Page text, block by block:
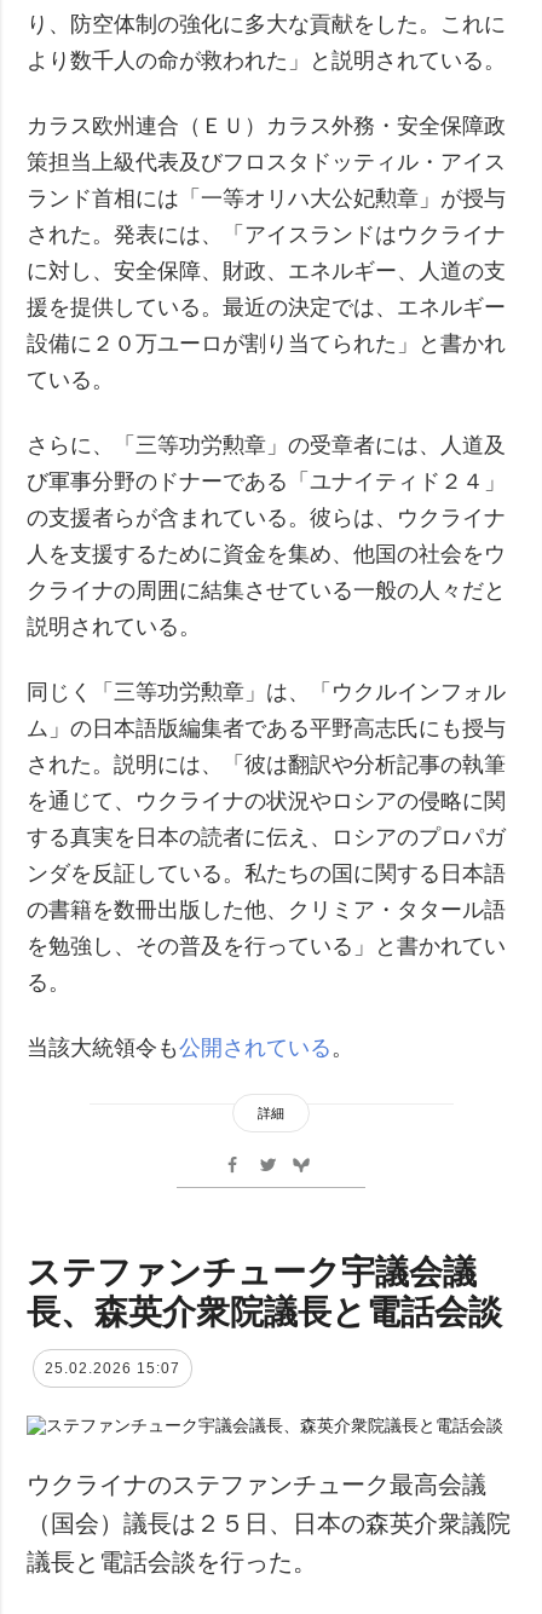
り、防空体制の強化に多大な貢献をした。これに
より数千人の命が救われた」と説明されている。
カラス欧州連合（ＥＵ）カラス外務・安全保障政
策担当上級代表及びフロスタドッティル・アイス
ランド首相には「一等オリハ大公妃勲章」が授与
された。発表には、「アイスランドはウクライナ
に対し、安全保障、財政、エネルギー、人道の支
援を提供している。最近の決定では、エネルギー
設備に２０万ユーロが割り当てられた」と書かれ
ている。
さらに、「三等功労勲章」の受章者には、人道及
び軍事分野のドナーである「ユナイティド２４」
の支援者らが含まれている。彼らは、ウクライナ
人を支援するために資金を集め、他国の社会をウ
クライナの周囲に結集させている一般の人々だと
説明されている。
同じく「三等功労勲章」は、「ウクルインフォル
ム」の日本語版編集者である平野高志氏にも授与
された。説明には、「彼は翻訳や分析記事の執筆
を通じて、ウクライナの状況やロシアの侵略に関
する真実を日本の読者に伝え、ロシアのプロパガ
ンダを反証している。私たちの国に関する日本語
の書籍を数冊出版した他、クリミア・タタール語
を勉強し、その普及を行っている」と書かれてい
る。
当該大統領令も公開されている 。
詳細
ステファンチューク宇議会議
長、森英介衆院議長と電話会談
25.02.2026 15:07
ウクライナのステファンチューク最高会議
（国会）議長は２５日、日本の森英介衆議院
議長と電話会談を行った。